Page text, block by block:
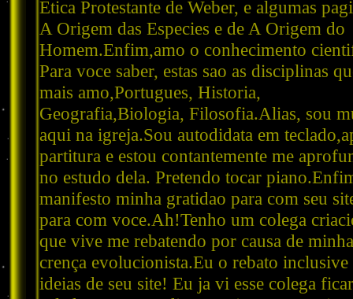
Etica Protestante de Weber, e algumas
A Origem das Especies e de A Origem do
Homem.Enfim,amo o conhecimento
Para voce saber, estas sao as disciplinas
mais amo,Portugues, Historia,
Geografia,Biologia, Filosofia.Alias, sou
aqui na igreja.Sou autodidata em
partitura e estou contantemente me
no estudo dela. Pretendo tocar
manifesto minha gratidao para com seu
para com voce.Ah!Tenho um colega
que vive me rebatendo por causa de minha
crença evolucionista.Eu o rebato inclusive
ideias de seu site! Eu ja vi esse colega ficar